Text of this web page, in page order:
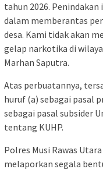
tahun 2026.
dalam memberantas
desa. Kami tidak akan
gelap narkotika di
Marhan Saputra.
Atas perbuatannya,
huruf (a) sebagai pasal
sebagai pasal subsider
tentang KUHP.
Polres Musi Rawas
melaporkan segala